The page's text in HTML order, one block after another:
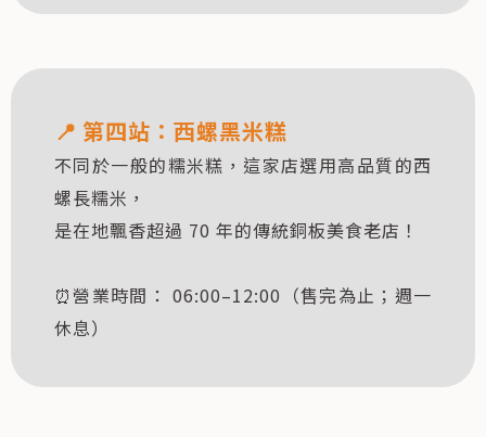
📍 第四站：西螺黑米糕
不同於一般的糯米糕，這家店選用高品質的西
螺長糯米，
是在地飄香超過 70 年的傳統銅板美食老店！
⏰營業時間： 06:00–12:00（售完為止；週一
休息）